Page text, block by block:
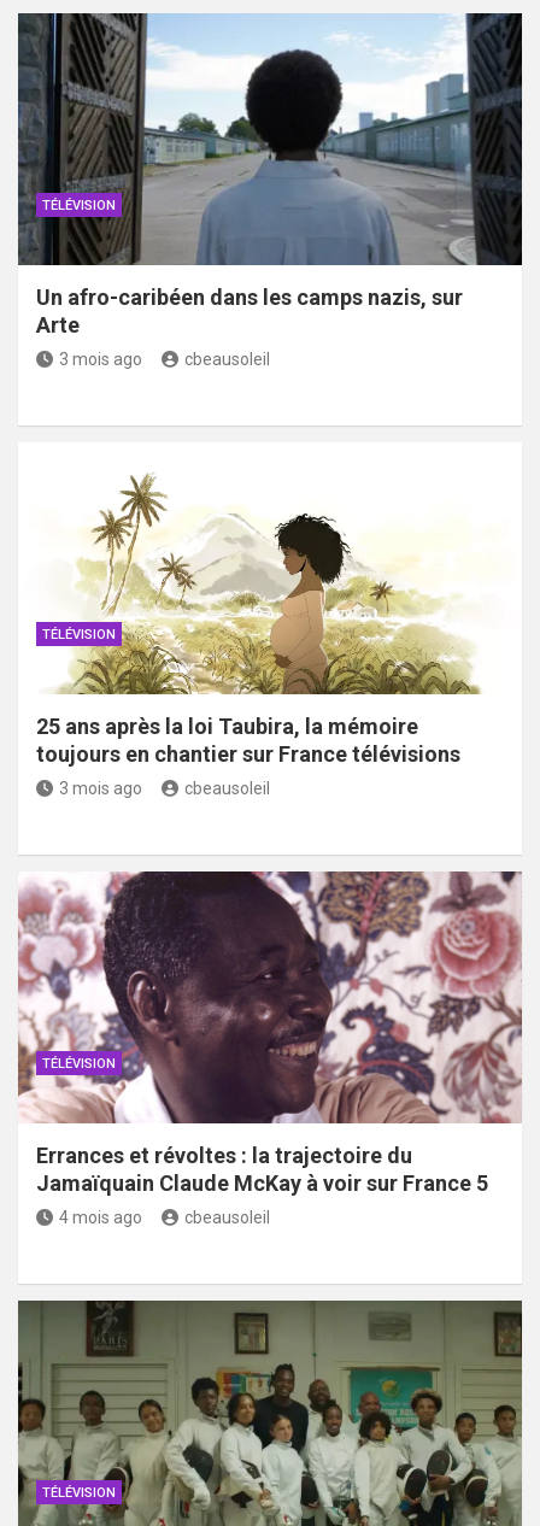
TÉLÉVISION
Un afro-caribéen dans les camps nazis, sur
Arte
3 mois ago cbeausoleil
TÉLÉVISION
25 ans après la loi Taubira, la mémoire
toujours en chantier sur France télévisions
3 mois ago cbeausoleil
TÉLÉVISION
Errances et révoltes : la trajectoire du
Jamaïquain Claude McKay à voir sur France 5
4 mois ago cbeausoleil
TÉLÉVISION